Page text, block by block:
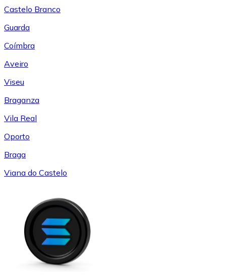
Castelo Branco
Guarda
Coímbra
Aveiro
Viseu
Braganza
Vila Real
Oporto
Braga
Viana do Castelo